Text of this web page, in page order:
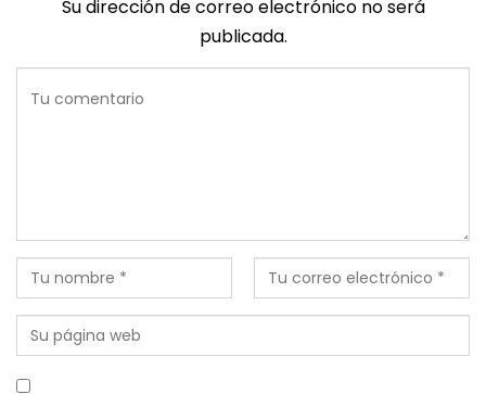
Su dirección de correo electrónico no será
publicada.